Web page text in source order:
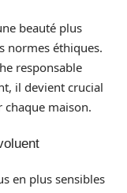
beauté plus
normes éthiques.
responsable
il devient crucial
chaque maison.
en plus sensibles